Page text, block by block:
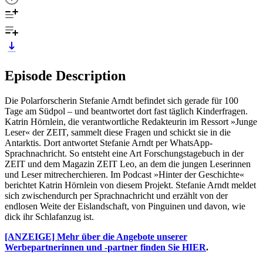
Episode Description
Die Polarforscherin Stefanie Arndt befindet sich gerade für 100
Tage am Südpol – und beantwortet dort fast täglich Kinderfragen.
Katrin Hörnlein, die verantwortliche Redakteurin im Ressort »Junge
Leser« der ZEIT, sammelt diese Fragen und schickt sie in die
Antarktis. Dort antwortet Stefanie Arndt per WhatsApp-
Sprachnachricht. So entsteht eine Art Forschungstagebuch in der
ZEIT und dem Magazin ZEIT Leo, an dem die jungen Leserinnen
und Leser mitrecherchieren. Im Podcast »Hinter der Geschichte«
berichtet Katrin Hörnlein von diesem Projekt. Stefanie Arndt meldet
sich zwischendurch per Sprachnachricht und erzählt von der
endlosen Weite der Eislandschaft, von Pinguinen und davon, wie
dick ihr Schlafanzug ist.
[ANZEIGE] Mehr über die Angebote unserer
Werbepartnerinnen und -partner finden Sie HIER.